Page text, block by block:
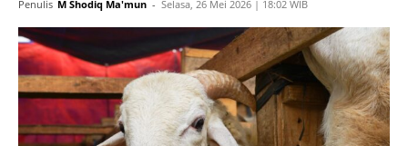
Penulis M Shodiq Ma'mun - Selasa, 26 Mei 2026 | 18:02 WIB